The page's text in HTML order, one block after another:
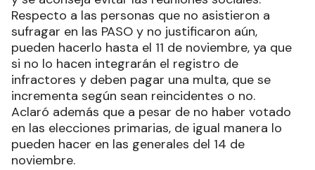
Respecto a las personas que no asistieron a
sufragar en las PASO y no justificaron aún,
pueden hacerlo hasta el 11 de noviembre, ya que
si no lo hacen integrarán el registro de
infractores y deben pagar una multa, que se
incrementa según sean reincidentes o no.
Aclaró además que a pesar de no haber votado
en las elecciones primarias, de igual manera lo
pueden hacer en las generales del 14 de
noviembre.